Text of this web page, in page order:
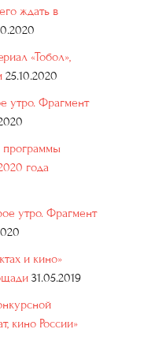
ждать в
«Тобол»,
25.10.2020
утро. Фрагмент
программы
года
утро. Фрагмент
и кино»
31.05.2019
кино России»